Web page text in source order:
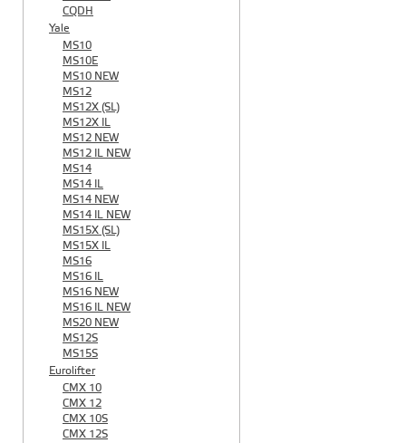
CQDH
Yale
MS10
MS10E
MS10 NEW
MS12
MS12X (SL)
MS12X IL
MS12 NEW
MS12 IL NEW
MS14
MS14 IL
MS14 NEW
MS14 IL NEW
MS15X (SL)
MS15X IL
MS16
MS16 IL
MS16 NEW
MS16 IL NEW
MS20 NEW
MS12S
MS15S
Eurolifter
CMX 10
CMX 12
CMX 10S
CMX 12S